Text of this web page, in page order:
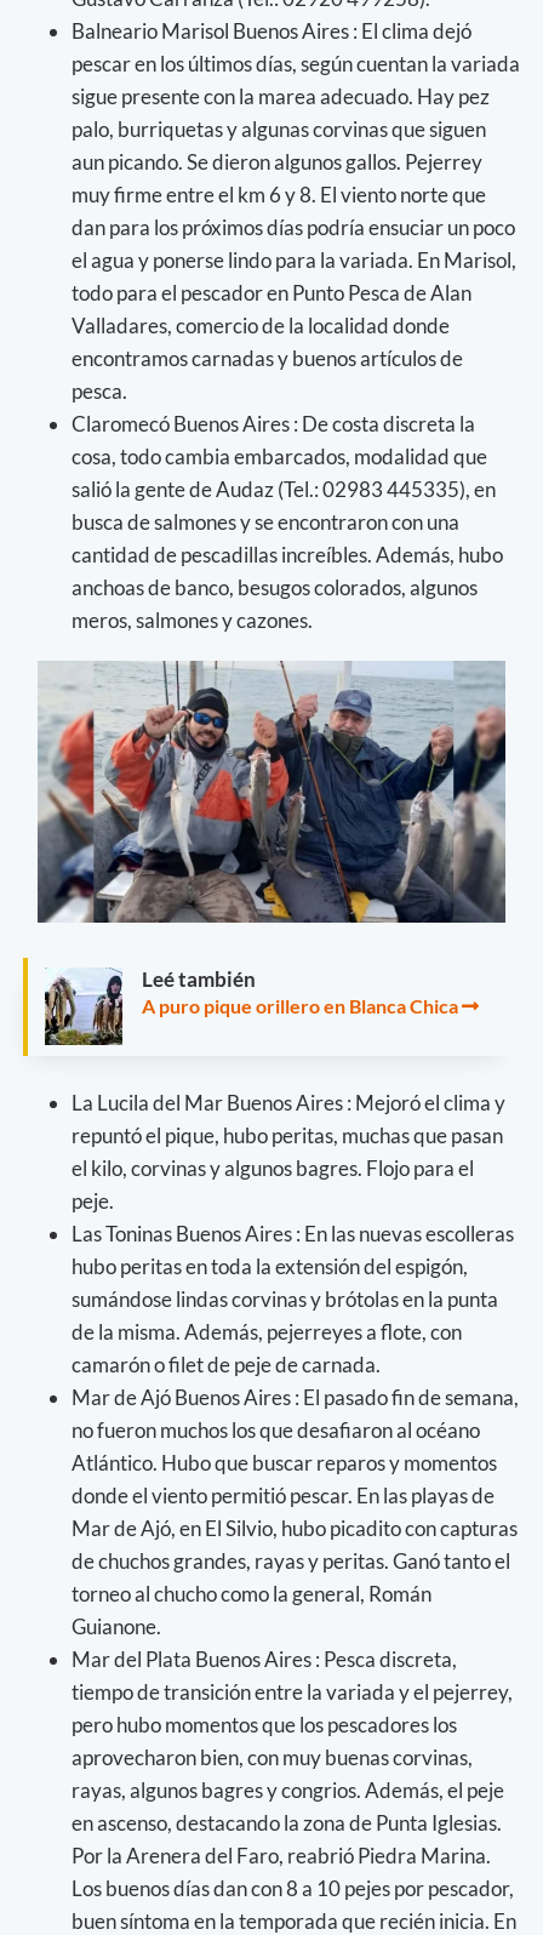
Balneario Marisol Buenos Aires : El clima dejó
pescar en los últimos días, según cuentan la variada
sigue presente con la marea adecuado. Hay pez
palo, burriquetas y algunas corvinas que siguen
aun picando. Se dieron algunos gallos. Pejerrey
muy firme entre el km 6 y 8. El viento norte que
dan para los próximos días podría ensuciar un poco
el agua y ponerse lindo para la variada. En Marisol,
todo para el pescador en Punto Pesca de Alan
Valladares, comercio de la localidad donde
encontramos carnadas y buenos artículos de
pesca.
Claromecó Buenos Aires : De costa discreta la
cosa, todo cambia embarcados, modalidad que
salió la gente de Audaz (Tel.: 02983 445335), en
busca de salmones y se encontraron con una
cantidad de pescadillas increíbles. Además, hubo
anchoas de banco, besugos colorados, algunos
meros, salmones y cazones.
Leé también
A puro pique orillero en Blanca Chica
La Lucila del Mar Buenos Aires : Mejoró el clima y
repuntó el pique, hubo peritas, muchas que pasan
el kilo, corvinas y algunos bagres. Flojo para el
peje.
Las Toninas Buenos Aires : En las nuevas escolleras
hubo peritas en toda la extensión del espigón,
sumándose lindas corvinas y brótolas en la punta
de la misma. Además, pejerreyes a flote, con
camarón o filet de peje de carnada.
Mar de Ajó Buenos Aires : El pasado fin de semana,
no fueron muchos los que desafiaron al océano
Atlántico. Hubo que buscar reparos y momentos
donde el viento permitió pescar. En las playas de
Mar de Ajó, en El Silvio, hubo picadito con capturas
de chuchos grandes, rayas y peritas. Ganó tanto el
torneo al chucho como la general, Román
Guianone.
Mar del Plata Buenos Aires : Pesca discreta,
tiempo de transición entre la variada y el pejerrey,
pero hubo momentos que los pescadores los
aprovecharon bien, con muy buenas corvinas,
rayas, algunos bagres y congrios. Además, el peje
en ascenso, destacando la zona de Punta Iglesias.
Por la Arenera del Faro, reabrió Piedra Marina.
Los buenos días dan con 8 a 10 pejes por pescador,
buen síntoma en la temporada que recién inicia. En